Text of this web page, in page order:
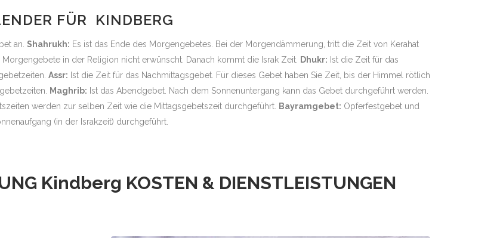
FÜR KINDBERG
an. Shahrukh: Es ist das Ende des Morgengebetes. Bei der Morgendämmerung, tritt die Zeit von Kerahat
in der Religion nicht erwünscht. Danach kommt die Israk Zeit.
Dhukr: Ist die Zeit für das
Assr: Ist die Zeit für das Nachmittagsgebet. Für dieses Gebet haben Sie Zeit, bis der Himmel rötlich
Maghrib: Ist das Abendgebet. Nach dem Sonnenuntergang kann das Gebet durchgeführt werden.
werden zur selben Zeit wie die Mittagsgebetszeit durchgeführt. Bayramgebet: Opferfestgebet und
(in der Israkzeit) durchgeführt.
Kindberg KOSTEN & DIENSTLEISTUNGEN